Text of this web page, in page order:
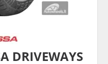
DRIVEWAYS